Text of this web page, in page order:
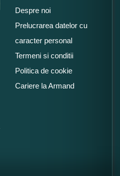
Despre noi
Prelucrarea datelor cu
caracter personal
Termeni si conditii
Politica de cookie
Cariere la Armand